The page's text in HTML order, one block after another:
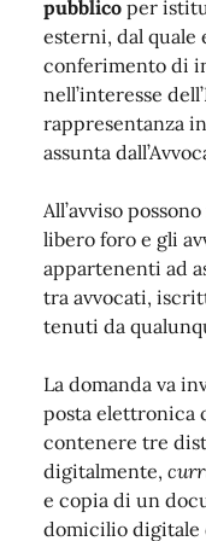
pubblico per
esterni, dal
conferimento di
nell’interesse
rappresentanza
assunta
All’avviso
libero foro e gli
appartenenti ad
tra avvocati,
tenuti da
La domanda va
posta elettronica
contenere tre
digitalmente,
e copia di un
domicilio digitale